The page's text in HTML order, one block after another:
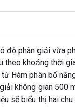
độ phân giải vừa
khoảng thời
Hàm phân bố
không gian
sẽ biểu thị hai